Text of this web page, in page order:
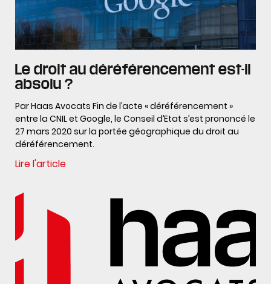
Le droit au déréférencement est-il
absolu ?
Par Haas Avocats Fin de l’acte « déréférencement »
entre la CNIL et Google, le Conseil d’Etat s’est prononcé le
27 mars 2020 sur la portée géographique du droit au
déréférencement.
Lire l'article